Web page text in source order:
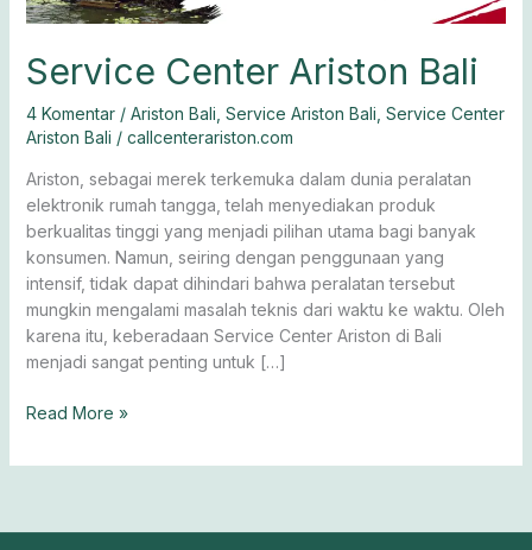
Service Center Ariston Bali
4 Komentar / Ariston Bali, Service Ariston Bali, Service Center
Ariston Bali / callcenterariston.com
Ariston, sebagai merek terkemuka dalam dunia peralatan
elektronik rumah tangga, telah menyediakan produk
berkualitas tinggi yang menjadi pilihan utama bagi banyak
konsumen. Namun, seiring dengan penggunaan yang
intensif, tidak dapat dihindari bahwa peralatan tersebut
mungkin mengalami masalah teknis dari waktu ke waktu. Oleh
karena itu, keberadaan Service Center Ariston di Bali
menjadi sangat penting untuk […]
Read More »